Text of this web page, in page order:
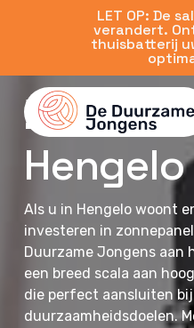
content
LET OP: De
verandert.
thuisbatterij
Hengelo
Als u in Hengelo woont
investeren in
Duurzame Jongens aan
een breed scala aan
die perfect aansluiten
duurzaamheidsdoelen.